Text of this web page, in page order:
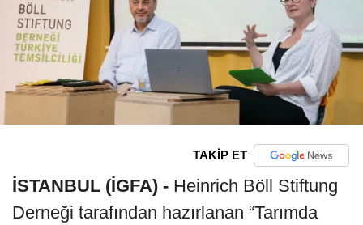
TAKİP ET
İSTANBUL (İGFA) - Heinrich Böll Stiftung
Derneği tarafından hazırlanan “Tarımda